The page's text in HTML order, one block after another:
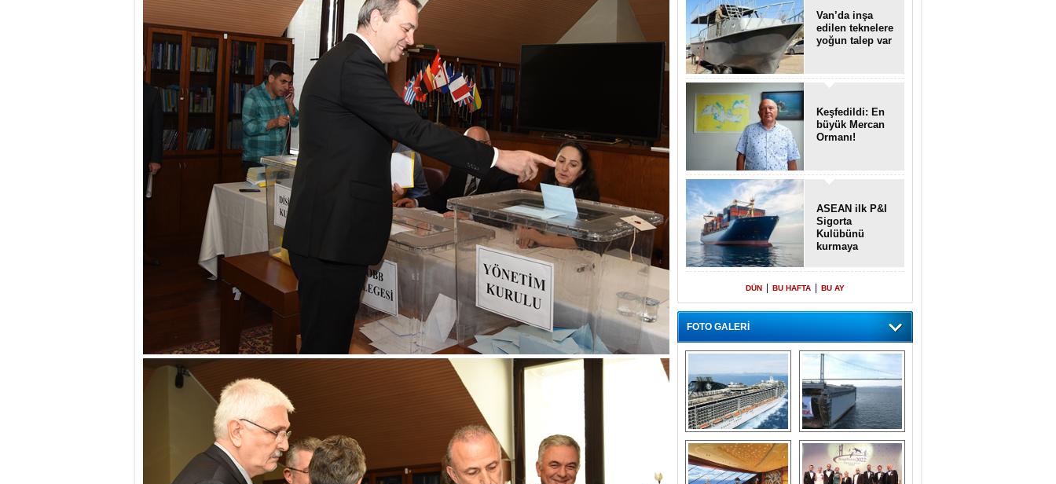
Van’da inşa
edilen teknelere
yoğun talep var
Keşfedildi: En
büyük Mercan
Ormanı!
ASEAN ilk P&I
Sigorta
Kulübünü
kurmaya
DÜN BU HAFTA BU AY
FOTO GALERİ
“Gemi içinde gemi”
konsepti ile MSC
Splendida
Dünyada tek!
Denizaltı yüzer
havuzu intikal
seyrine başladı